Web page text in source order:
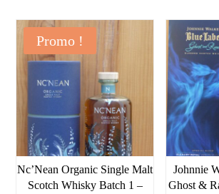
Promo !
Nc’Nean Organic Single Malt
Scotch Whisky Batch 1 –
Johnnie
Ghost &